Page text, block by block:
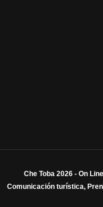
Che Toba 2026 - On
Comunicación turística,